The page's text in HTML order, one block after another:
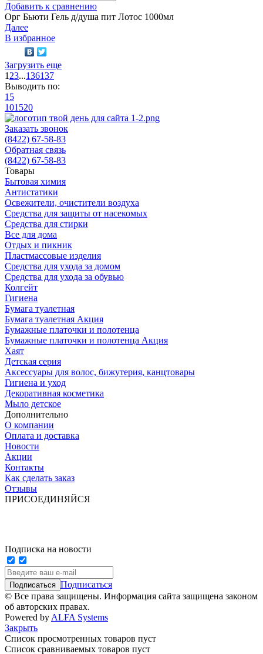
Добавить к сравнению
Орг Бьюти Гель д/душа пит Лотос 1000мл
Далее
В избранное
Загрузить еще
1 23...136137
Выводить по:
15
101520
Заказать звонок
(8422) 67-58-83
Обратная связь
(8422) 67-58-83
Товары
Бытовая химия
Антистатики
Освежители, очистители воздуха
Средства для защиты от насекомых
Средства для стирки
Все для дома
Отдых и пикник
Пластмассовые изделия
Средства для ухода за домом
Средства для ухода за обувью
Колгейт
Гигиена
Бумага туалетная
Бумага туалетная Акция
Бумажные платочки и полотенца
Бумажные платочки и полотенца Акция
Хаят
Детская серия
Аксессуары для волос, бижутерия, канцтовары
Гигиена и уход
Декоративная косметика
Мыло детское
Дополнительно
О компании
Оплата и доставка
Новости
Акции
Контакты
Как сделать заказ
Отзывы
ПРИСОЕДИНЯЙСЯ
Подписка на новости
Подписаться
© Все права защищены. Информация сайта защищена законом
об авторских правах.
Powered by ALFA Systems
Закрыть
Список просмотренных товаров пуст
Список сравниваемых товаров пуст